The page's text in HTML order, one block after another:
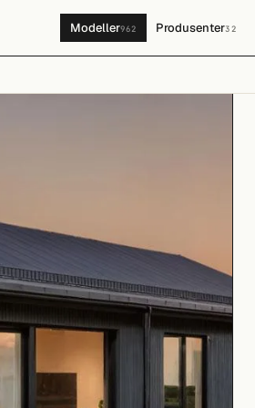
Modeller962 Produsenter32